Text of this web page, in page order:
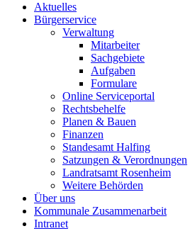
Aktuelles
Bürgerservice
Verwaltung
Mitarbeiter
Sachgebiete
Aufgaben
Formulare
Online Serviceportal
Rechtsbehelfe
Planen & Bauen
Finanzen
Standesamt Halfing
Satzungen & Verordnungen
Landratsamt Rosenheim
Weitere Behörden
Über uns
Kommunale Zusammenarbeit
Intranet